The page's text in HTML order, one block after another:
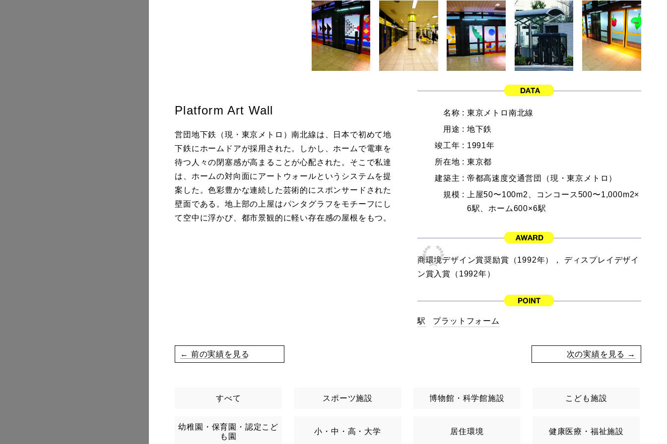
Platform Art Wall
営団地下鉄（現・東京メトロ）南北線は、日本で初めて地
下鉄にホームドアが採用された。しかし、ホームで電車を
待つ人々の閉塞感が高まることが心配された。そこで私達
は、ホームの対向面にアートウォールというシステムを提
案した。色彩豊かな連続した芸術的にスポンサードされた
壁面である。地上部の上屋はパンタグラフをモチーフにし
て空中に浮かび、都市景観的に軽い存在感の屋根をもつ。
名称 : 東京メトロ南北線
用途 : 地下鉄
竣工年 : 1991年
所在地 : 東京都
建築主 : 帝都高速度交通営団（現・東京メトロ）
規模 :
上屋50〜100m2、コンコース500〜1,000m2×
6駅、ホーム600×6駅
商環境デザイン賞奨励賞（1992年）， ディスプレイデザイ
ン賞入賞（1992年）
駅 プラットフォーム
← 前の実績を見る 次の実績を見る →
すべて スポーツ施設 博物館・科学館施設 こども施設
幼稚園・保育園・認定こど
も園
小・中・高・大学 居住環境 健康医療・福祉施設